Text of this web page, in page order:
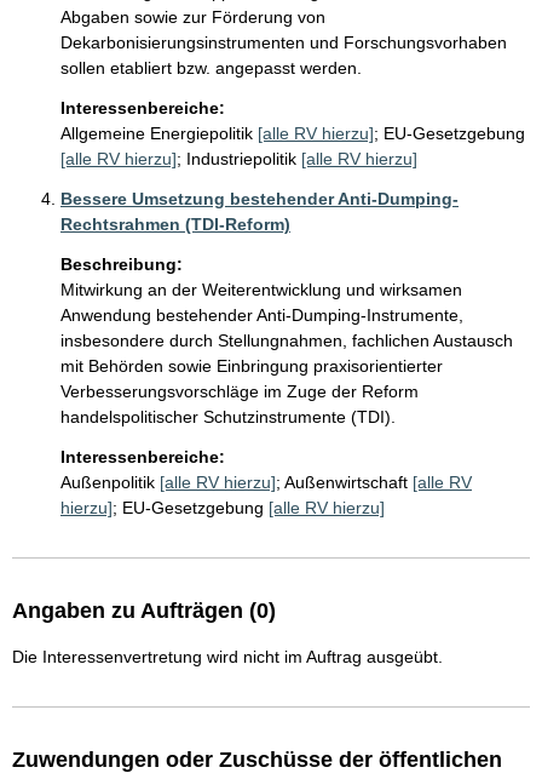
Abgaben sowie zur Förderung von
Dekarbonisierungsinstrumenten und Forschungsvorhaben
sollen etabliert bzw. angepasst werden.
Interessenbereiche:
Allgemeine Energiepolitik [alle RV hierzu]; EU-Gesetzgebung
[alle RV hierzu]; Industriepolitik [alle RV hierzu]
Bessere Umsetzung bestehender Anti-Dumping-
Rechtsrahmen (TDI-Reform)
Beschreibung:
Mitwirkung an der Weiterentwicklung und wirksamen
Anwendung bestehender Anti-Dumping-Instrumente,
insbesondere durch Stellungnahmen, fachlichen Austausch
mit Behörden sowie Einbringung praxisorientierter
Verbesserungsvorschläge im Zuge der Reform
handelspolitischer Schutzinstrumente (TDI).
Interessenbereiche:
Außenpolitik [alle RV hierzu]; Außenwirtschaft [alle RV
hierzu]; EU-Gesetzgebung [alle RV hierzu]
Angaben zu Aufträgen (0)
Die Interessenvertretung wird nicht im Auftrag ausgeübt.
Zuwendungen oder Zuschüsse der öffentlichen